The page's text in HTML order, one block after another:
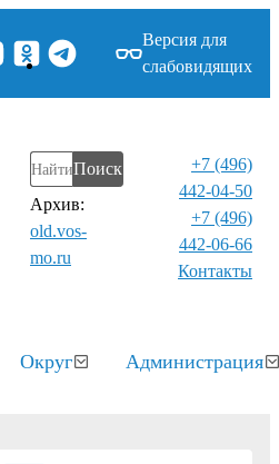
Версия для
слабовидящих
Поиск
Архив:
old.vos-
mo.ru
+7 (496)
442-04-50
+7 (496)
442-06-66
Контакты⁠
Округ Администрация